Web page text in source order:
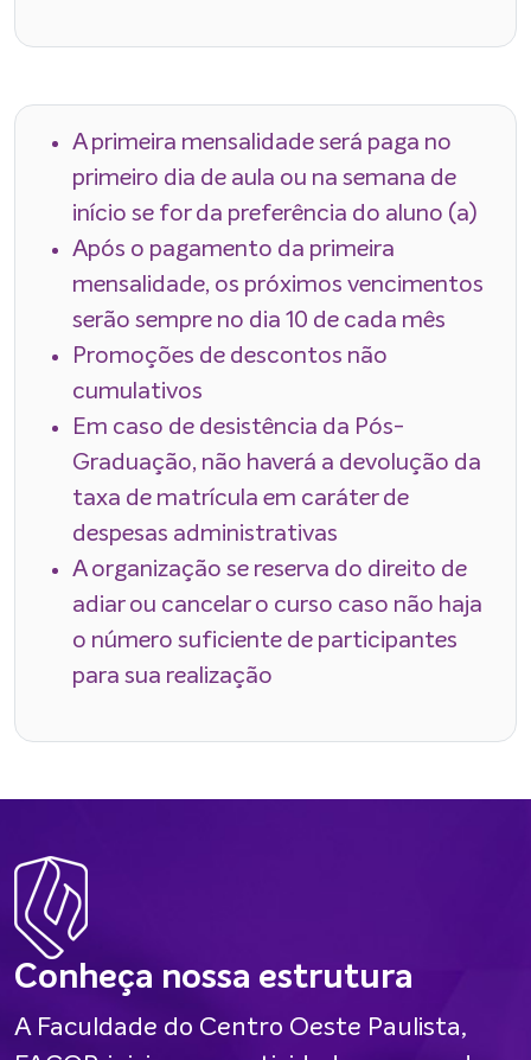
A primeira mensalidade será paga no
primeiro dia de aula ou na semana de
início se for da preferência do aluno (a)
Após o pagamento da primeira
mensalidade, os próximos vencimentos
serão sempre no dia 10 de cada mês
Promoções de descontos não
cumulativos
Em caso de desistência da Pós-
Graduação, não haverá a devolução da
taxa de matrícula em caráter de
despesas administrativas
A organização se reserva do direito de
adiar ou cancelar o curso caso não haja
o número suficiente de participantes
para sua realização
Conheça nossa estrutura
A Faculdade do Centro Oeste Paulista,